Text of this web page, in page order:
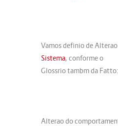
Vamos definio de
Sistema, conforme o
Glossrio tambm da Fatto:
Alterao do